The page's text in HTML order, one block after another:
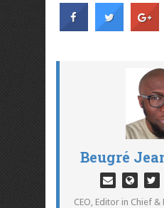
Beugré
CEO, Editor in Chief